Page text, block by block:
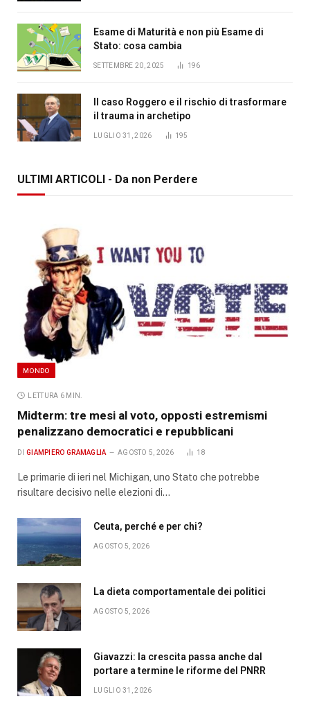
Esame di Maturità e non più Esame di
Stato: cosa cambia
SETTEMBRE 20, 2025 196
Il caso Roggero e il rischio di trasformare
il trauma in archetipo
LUGLIO 31, 2026 195
ULTIMI ARTICOLI - Da non Perdere
MONDO
LETTURA 6 MIN.
Midterm: tre mesi al voto, opposti estremismi
penalizzano democratici e repubblicani
DI GIAMPIERO GRAMAGLIA AGOSTO 5, 2026 18
Le primarie di ieri nel Michigan, uno Stato che potrebbe
risultare decisivo nelle elezioni di…
Ceuta, perché e per chi?
AGOSTO 5, 2026
La dieta comportamentale dei politici
AGOSTO 5, 2026
Giavazzi: la crescita passa anche dal
portare a termine le riforme del PNRR
LUGLIO 31, 2026